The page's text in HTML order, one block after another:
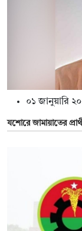
০১ জানুয়ারি
যশোরে জামায়াতের